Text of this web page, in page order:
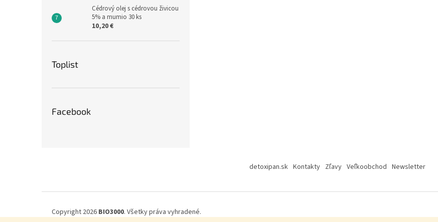
Cédrový olej s cédrovou živicou
5% a mumio 30 ks
10,20 €
Toplist
Facebook
e
detoxipan.sk Kontakty Zľavy Veľkoobchod Newsletter
Copyright 2026 BIO3000. Všetky práva vyhradené.